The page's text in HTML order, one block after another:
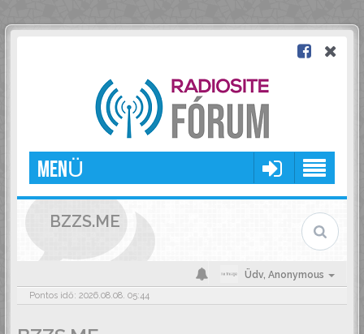
MENÜ
BZZS.ME
Üdv, Anonymous
Pontos idő: 2026.08.08. 05:44